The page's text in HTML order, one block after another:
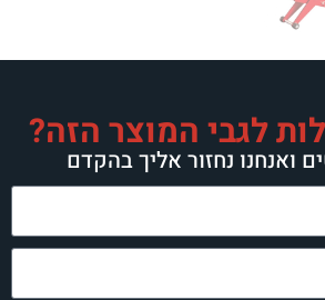
לגבי המוצר הזה?
ואנחנו נחזור אליך בהקדם